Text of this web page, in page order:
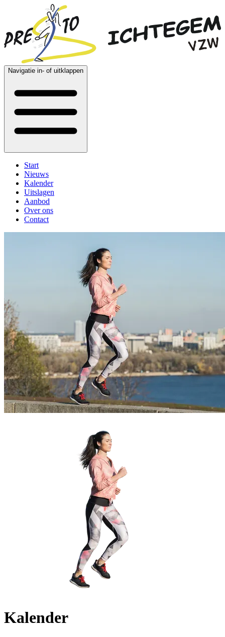
Navigatie in- of uitklappen
Start
Nieuws
Kalender
Uitslagen
Aanbod
Over ons
Contact
Kalender